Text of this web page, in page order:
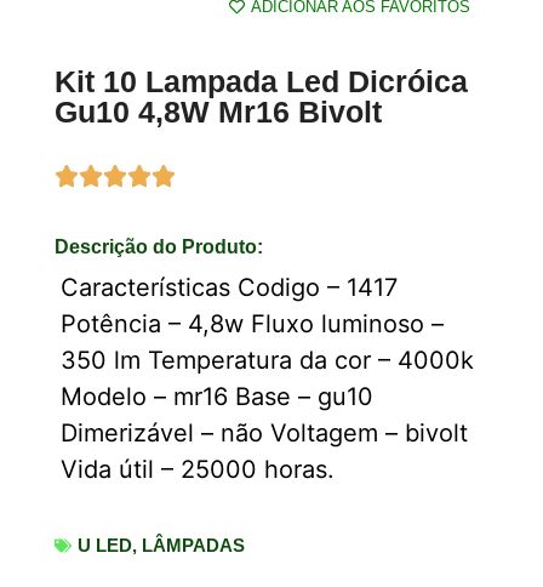
ADICIONAR AOS FAVORITOS
Kit 10 Lampada Led Dicróica
Gu10 4,8W Mr16 Bivolt
Descrição do Produto:
Características Codigo – 1417
Potência – 4,8w Fluxo luminoso –
350 lm Temperatura da cor – 4000k
Modelo – mr16 Base – gu10
Dimerizável – não Voltagem – bivolt
Vida útil – 25000 horas.
U LED, LÂMPADAS